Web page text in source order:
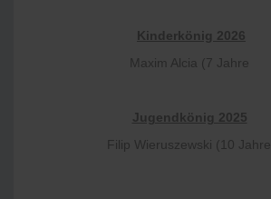
Kinderkönig 2026
Maxim Alcia (7 Jahre
Jugendkönig 2025
Filip Wieruszewski (10 Jahre)